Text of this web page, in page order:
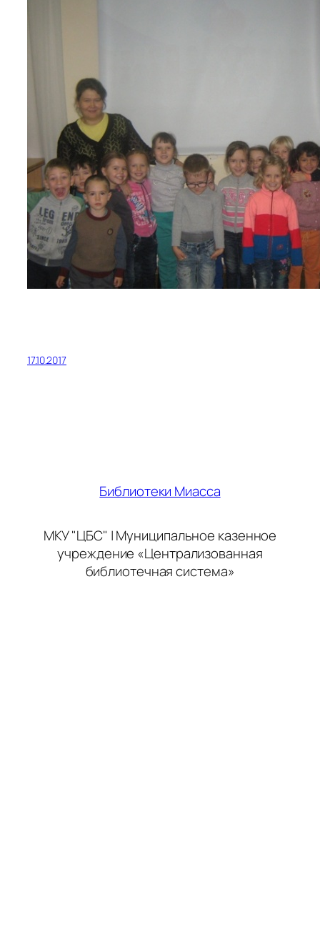
17.10.2017
Библиотеки Миасса
МКУ "ЦБС" | Муниципальное казенное
учреждение «Централизованная
библиотечная система»